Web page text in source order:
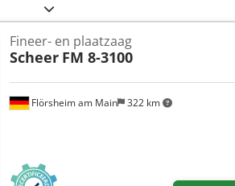
Flörsheim am Main 322 km
Fineer- en plaatzaag
Scheer FM 8-3100